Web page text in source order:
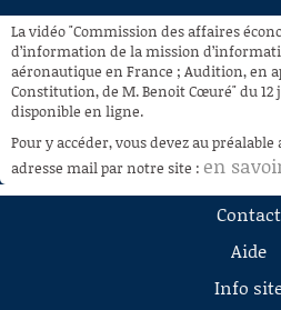
À LA DEMANDE
RECHERCHE
AIDE À LA DÉCOUPE
DE VIDÉOS
La vidéo "Commission des affaires
d’information de la mission
aéronautique en France ; Audition, en
Constitution, de M. Benoit Cœuré" du 12
disponible en ligne.
Pour y accéder, vous devez au
adresse mail par notre site : en
Contact
Aide
Info